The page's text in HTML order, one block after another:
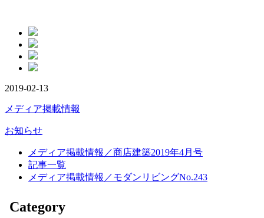
2019-02-13
メディア掲載情報
お知らせ
メディア掲載情報／商店建築2019年4月号
記事一覧
メディア掲載情報／モダンリビングNo.243
Category